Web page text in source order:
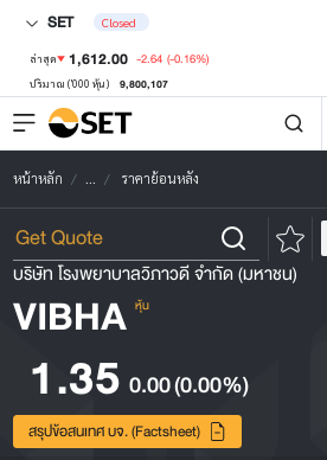
SET Closed
ล่าสุด 1,612.00 -2.64 (-0.16%)
ปริมาณ ('000 หุ้น) 9,800,107
หน้าหลัก ... ราคาย้อนหลัง
บริษัท โรงพยาบาลวิภาวดี จำกัด (มหาชน)
VIBHA หุ้น
1.35 0.00(0.00%)
สรุปข้อสนเทศ บจ. (Factsheet)